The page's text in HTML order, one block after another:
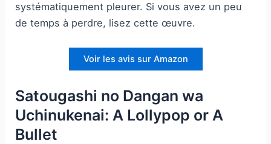
systématiquement pleurer. Si vous avez un peu
de temps à perdre, lisez cette œuvre.
Voir les avis sur Amazon
Satougashi no Dangan wa
Uchinukenai: A Lollypop or A
Bullet